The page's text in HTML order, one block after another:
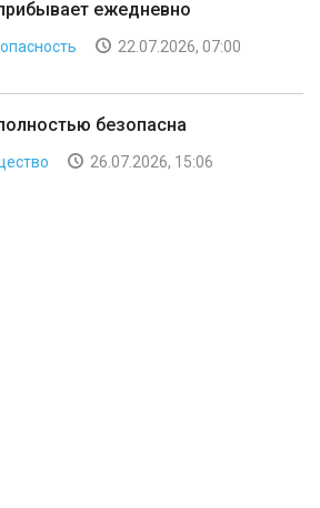
ежедневно
22.07.2026, 07:00
безопасна
26.07.2026, 15:06